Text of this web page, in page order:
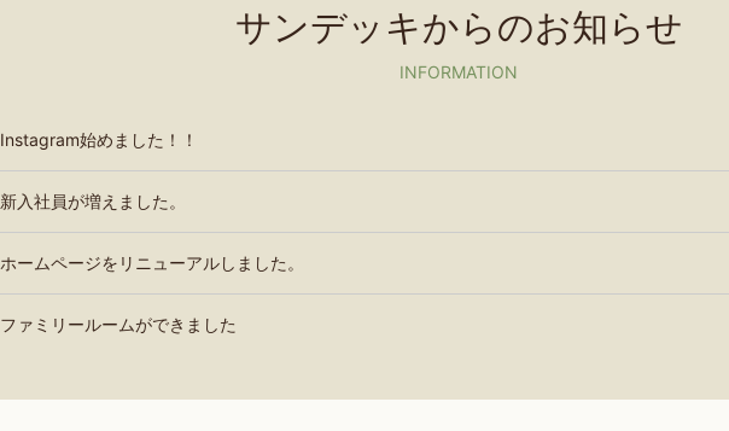
サンデッキからのお知らせ
INFORMATION
Instagram始めました！！
新入社員が増えました。
ホームページをリニューアルしました。
ファミリールームができました